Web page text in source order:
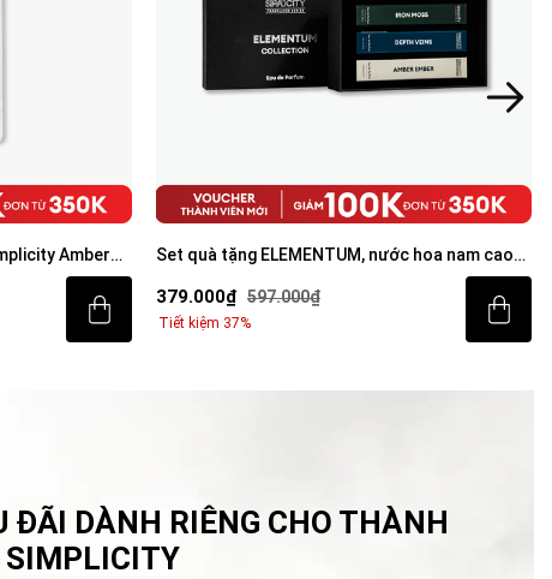
Amber
De Parfum
Set quà tặng ELEMENTUM, nước hoa nam cao
379.000₫ 597.000₫
Tiết kiệm 37%
ĐÃI DÀNH RIÊNG CHO THÀNH
SIMPLICITY